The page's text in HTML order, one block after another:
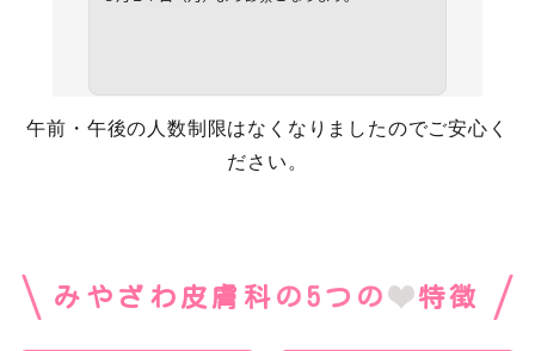
午前・午後の人数制限はなくなりましたのでご安心く
ださい。
みやざわ皮膚科 の5つの 特徴